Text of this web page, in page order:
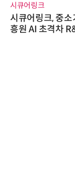
링크
링크, 중소기업기
초격차 R&D 사